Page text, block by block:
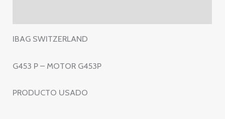
IBAG SWITZERLAND
G453 P – MOTOR G453P
PRODUCTO USADO